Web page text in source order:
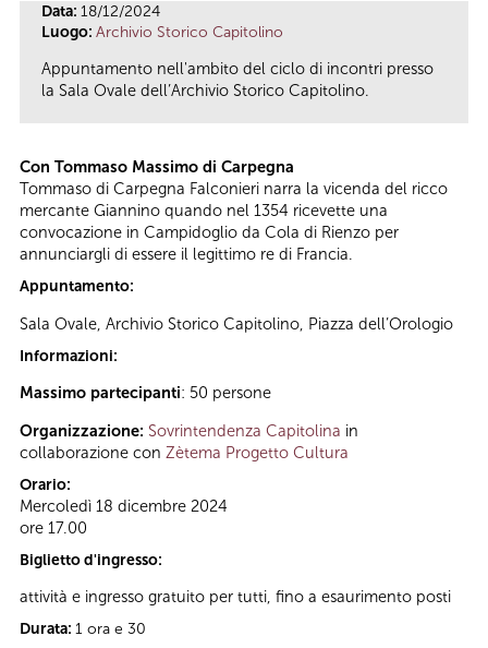
Data: 18/12/2024
Luogo: Archivio Storico Capitolino
Appuntamento nell'ambito del ciclo di incontri presso
la Sala Ovale dell’Archivio Storico Capitolino.
Con Tommaso Massimo di Carpegna
Tommaso di Carpegna Falconieri narra la vicenda del ricco
mercante Giannino quando nel 1354 ricevette una
convocazione in Campidoglio da Cola di Rienzo per
annunciargli di essere il legittimo re di Francia.
Appuntamento:
Sala Ovale, Archivio Storico Capitolino, Piazza dell’Orologio
Informazioni:
Massimo partecipanti: 50 persone
Organizzazione: Sovrintendenza Capitolina in
collaborazione con Zètema Progetto Cultura
Orario:
Mercoledì 18 dicembre 2024
ore 17.00
Biglietto d'ingresso:
attività e ingresso gratuito per tutti, fino a esaurimento posti
Durata: 1 ora e 30